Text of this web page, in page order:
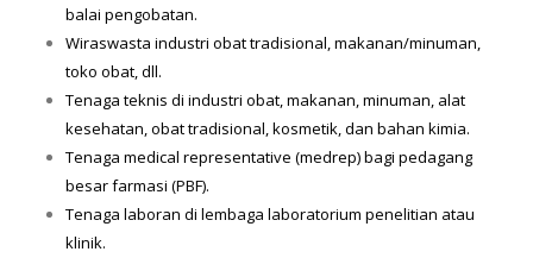
balai pengobatan.
Wiraswasta industri obat tradisional, makanan/minuman,
toko obat, dll.
Tenaga teknis di industri obat, makanan, minuman, alat
kesehatan, obat tradisional, kosmetik, dan bahan kimia.
Tenaga medical representative (medrep) bagi pedagang
besar farmasi (PBF).
Tenaga laboran di lembaga laboratorium penelitian atau
klinik.